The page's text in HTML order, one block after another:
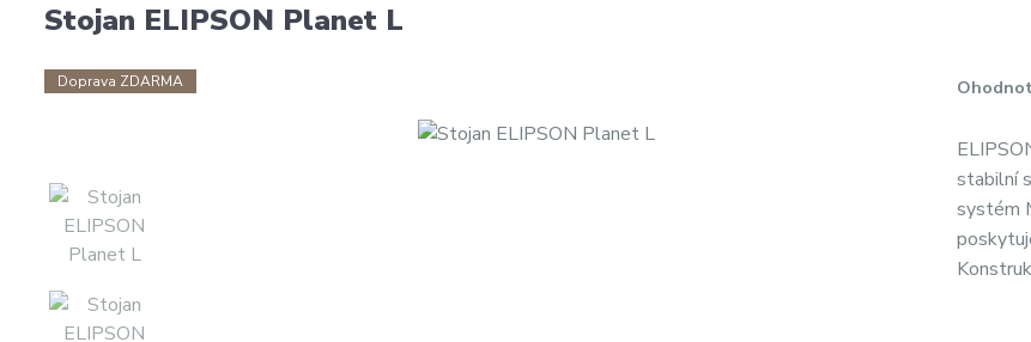
Stojan ELIPSON Planet L
Doprava ZDARMA
stabilní
systém